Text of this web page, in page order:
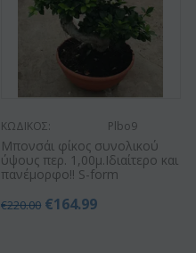
ΚΩΔΙΚΟΣ: Plbo9
Μπονσάι φίκος συνολικού
ύψους περ. 1,00μ.Ιδιαίτερο και
πανέμορφο!! S-form
€220.00 €164.99